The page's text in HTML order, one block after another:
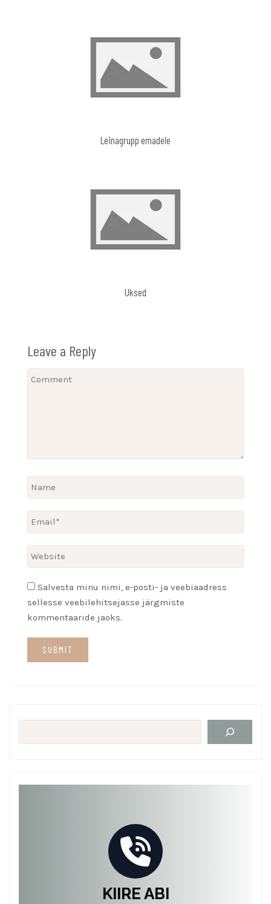
Leinagrupp emadele
Uksed
Leave a Reply
Salvesta minu nimi, e-posti- ja veebiaadress
sellesse veebilehitsejasse järgmiste
kommentaaride jaoks.
KIIRE ABI